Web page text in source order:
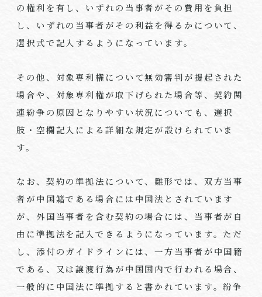
の権利を有し、いずれの当事者がその費用を負担
し、いずれの当事者がその利益を得るかについて、
選択式で記入するようになっています。
その他、対象専利権について無効審判が提起された
場合や、対象専利権が取下げられた場合等、契約関
連紛争の原因となりやすい状況についても、選択
肢・空欄記入による詳細な規定が設けられていま
す。
なお、契約の準拠法について、雛形では、双方当事
者が中国籍である場合には中国法とされています
が、外国当事者を含む契約の場合には、当事者が自
由に準拠法を記入できるようになっています。ただ
し、添付のガイドラインには、一方当事者が中国籍
である、又は譲渡行為が中国国内で行われる場合、
一般的に中国法に準拠すると書かれています。紛争